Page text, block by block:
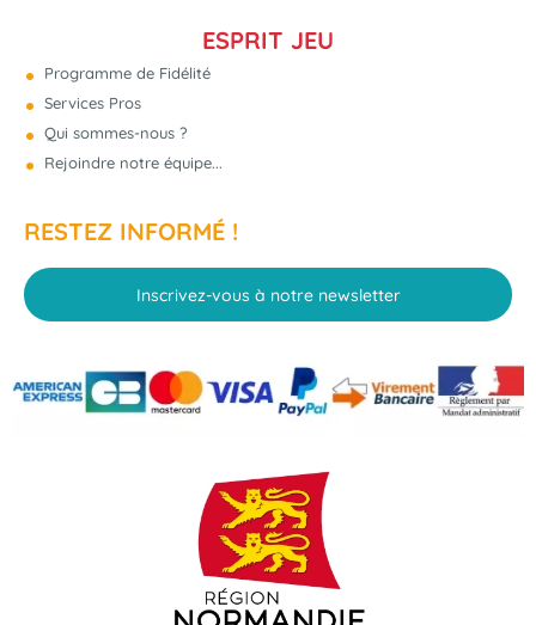
ESPRIT JEU
Programme de Fidélité
Services Pros
Qui sommes-nous ?
Rejoindre notre équipe...
RESTEZ INFORMÉ !
Inscrivez-vous à notre newsletter